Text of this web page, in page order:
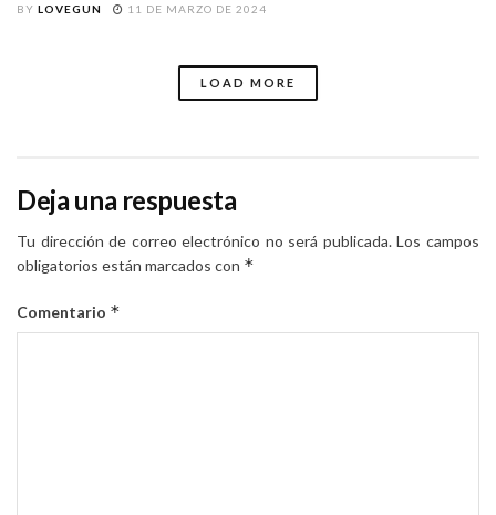
BY LOVEGUN 11 DE MARZO DE 2024
LOAD MORE
Deja una respuesta
Tu dirección de correo electrónico no será publicada. Los campos
obligatorios están marcados con *
Comentario *